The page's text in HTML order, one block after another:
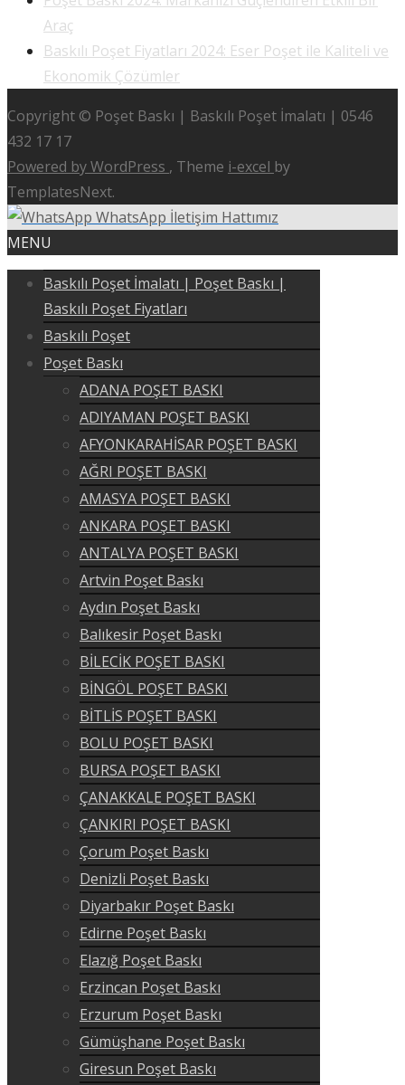
Araç
Baskılı Poşet Fiyatları 2024: Eser Poşet ile Kaliteli ve
Ekonomik Çözümler
Copyright © Poşet Baskı | Baskılı Poşet İmalatı | 0546
432 17 17
Powered by WordPress , Theme i-excel by
TemplatesNext.
WhatsApp İletişim Hattımız
MENU
Baskılı Poşet İmalatı | Poşet Baskı |
Baskılı Poşet Fiyatları
Baskılı Poşet
Poşet Baskı
ADANA POŞET BASKI
ADIYAMAN POŞET BASKI
AFYONKARAHİSAR POŞET BASKI
AĞRI POŞET BASKI
AMASYA POŞET BASKI
ANKARA POŞET BASKI
ANTALYA POŞET BASKI
Artvin Poşet Baskı
Aydın Poşet Baskı
Balıkesir Poşet Baskı
BİLECİK POŞET BASKI
BİNGÖL POŞET BASKI
BİTLİS POŞET BASKI
BOLU POŞET BASKI
BURSA POŞET BASKI
ÇANAKKALE POŞET BASKI
ÇANKIRI POŞET BASKI
Çorum Poşet Baskı
Denizli Poşet Baskı
Diyarbakır Poşet Baskı
Edirne Poşet Baskı
Elazığ Poşet Baskı
Erzincan Poşet Baskı
Erzurum Poşet Baskı
Gümüşhane Poşet Baskı
Giresun Poşet Baskı